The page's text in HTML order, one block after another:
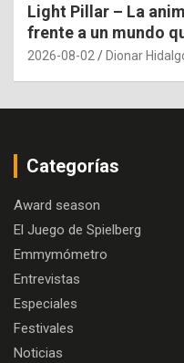
Light Pillar – La
frente a un mundo
2026-08-02 Dionar
Categorías
Award season
El Juego de Spielberg
Emmymómetro
Entrevistas
Especiales
Festivales
Noticias